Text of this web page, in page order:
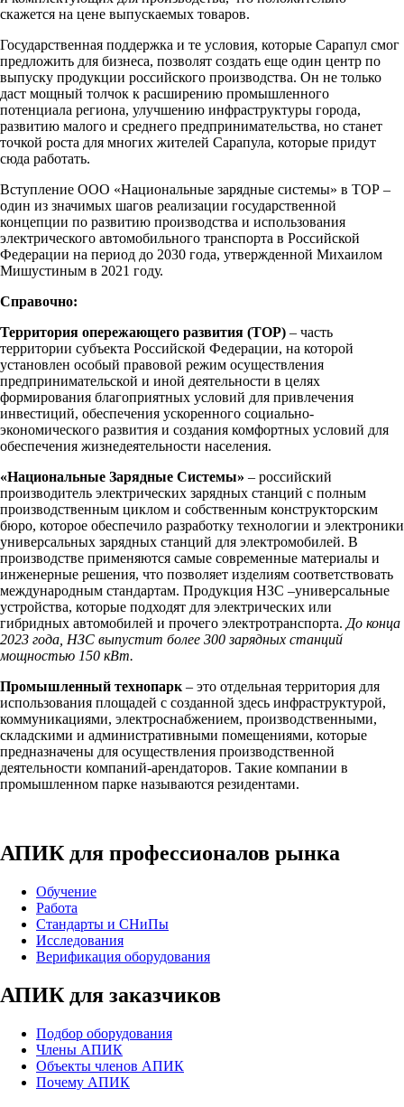
скажется на цене выпускаемых товаров.
Государственная поддержка и те условия, которые Сарапул смог
предложить для бизнеса, позволят создать еще один центр по
выпуску продукции российского производства. Он не только
даст мощный толчок к расширению промышленного
потенциала региона, улучшению инфраструктуры города,
развитию малого и среднего предпринимательства, но станет
точкой роста для многих жителей Сарапула, которые придут
сюда работать.
Вступление ООО «Национальные зарядные системы» в ТОР –
один из значимых шагов реализации государственной
концепции по развитию производства и использования
электрического автомобильного транспорта в Российской
Федерации на период до 2030 года, утвержденной Михаилом
Мишустиным в 2021 году.
Справочно:
Территория опережающего развития (ТОР) – часть
территории субъекта Российской Федерации, на которой
установлен особый правовой режим осуществления
предпринимательской и иной деятельности в целях
формирования благоприятных условий для привлечения
инвестиций, обеспечения ускоренного социально-
экономического развития и создания комфортных условий для
обеспечения жизнедеятельности населения.
«Национальные Зарядные Системы» – российский
производитель электрических зарядных станций с полным
производственным циклом и собственным конструкторским
бюро, которое обеспечило разработку технологии и электроники
универсальных зарядных станций для электромобилей. В
производстве применяются самые современные материалы и
инженерные решения, что позволяет изделиям соответствовать
международным стандартам. Продукция НЗС –универсальные
устройства, которые подходят для электрических или
гибридных автомобилей и прочего электротранспорта. До конца
2023 года, НЗС выпустит более 300 зарядных станций
мощностью 150 кВт.
Промышленный технопарк – это отдельная территория для
использования площадей с созданной здесь инфраструктурой,
коммуникациями, электроснабжением, производственными,
складскими и административными помещениями, которые
предназначены для осуществления производственной
деятельности компаний-арендаторов. Такие компании в
промышленном парке называются резидентами.
АПИК для профессионалов рынка
Обучение
Работа
Стандарты и СНиПы
Исследования
Верификация оборудования
АПИК для заказчиков
Подбор оборудования
Члены АПИК
Объекты членов АПИК
Почему АПИК